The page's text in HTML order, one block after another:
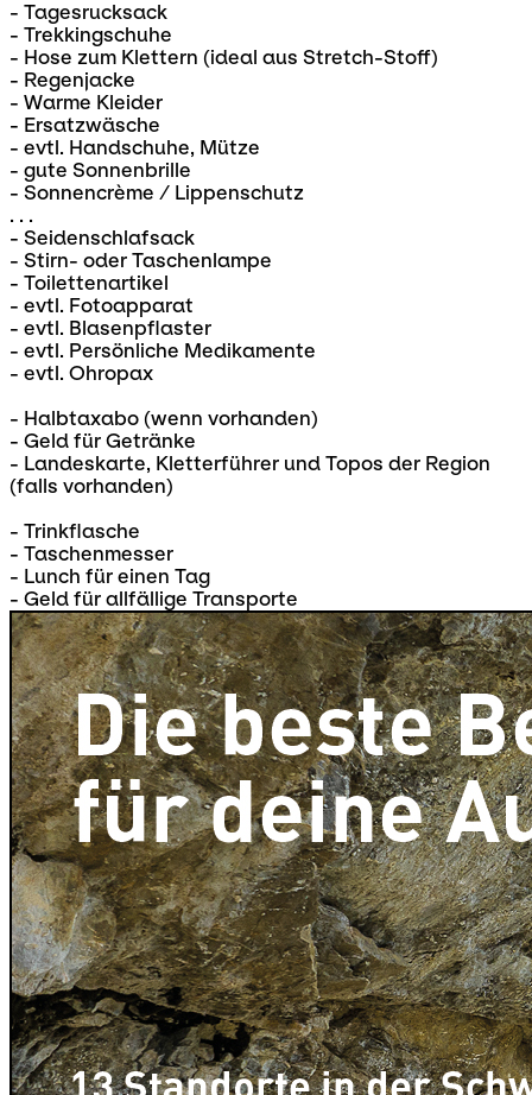
- Tagesrucksack
- Trekkingschuhe
- Hose zum Klettern (ideal aus Stretch-Stoff)
- Regenjacke
- Warme Kleider
- Ersatzwäsche
- evtl. Handschuhe, Mütze
- gute Sonnenbrille
- Sonnencrème / Lippenschutz
. . .
- Seidenschlafsack
- Stirn- oder Taschenlampe
- Toilettenartikel
- evtl. Fotoapparat
- evtl. Blasenpflaster
- evtl. Persönliche Medikamente
- evtl. Ohropax
- Halbtaxabo (wenn vorhanden)
- Geld für Getränke
- Landeskarte, Kletterführer und Topos der Region
(falls vorhanden)
- Trinkflasche
- Taschenmesser
- Lunch für einen Tag
- Geld für allfällige Transporte